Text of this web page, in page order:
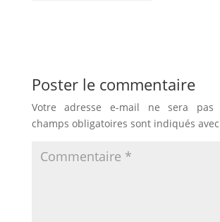
Poster le commentaire
Votre adresse e-mail ne sera pas
champs obligatoires sont indiqués avec